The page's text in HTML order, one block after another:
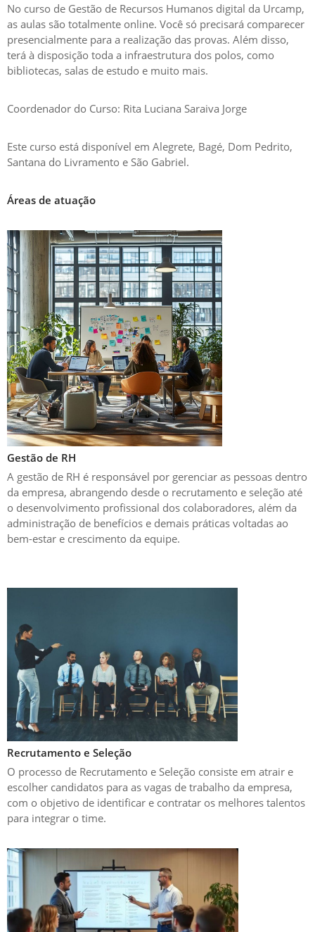
No curso de Gestão de Recursos Humanos digital da Urcamp,
as aulas são totalmente online. Você só precisará comparecer
presencialmente para a realização das provas. Além disso,
terá à disposição toda a infraestrutura dos polos, como
bibliotecas, salas de estudo e muito mais.
Coordenador do Curso: Rita Luciana Saraiva Jorge
Este curso está disponível em Alegrete, Bagé, Dom Pedrito,
Santana do Livramento e São Gabriel.
Áreas de atuação
Gestão de RH
A gestão de RH é responsável por gerenciar as pessoas dentro
da empresa, abrangendo desde o recrutamento e seleção até
o desenvolvimento profissional dos colaboradores, além da
administração de benefícios e demais práticas voltadas ao
bem-estar e crescimento da equipe.
Recrutamento e Seleção
O processo de Recrutamento e Seleção consiste em atrair e
escolher candidatos para as vagas de trabalho da empresa,
com o objetivo de identificar e contratar os melhores talentos
para integrar o time.